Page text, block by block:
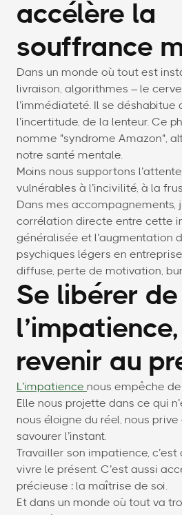
accélère la
souffrance
Dans un monde où tout est
livraison, algorithmes – le
l’immédiateté. Il se déshabitue
l’incertitude, de la lenteur. Ce
nomme "syndrome Amazon",
notre santé mentale.
Moins nous supportons
vulnérables à l’incivilité, à la
Dans mes accompagnements,
corrélation directe entre cette
généralisée et l’augmentation
psychiques légers en
diffuse, perte de motivation,
Se libérer de
l’impatience,
revenir au
L’impatience nous empêche
Elle nous projette dans ce qui
nous éloigne du réel, nous
savourer l’instant.
Travailler son impatience,
vivre le présent. C’est aussi
précieuse : la maîtrise de soi.
Et dans un monde où tout va